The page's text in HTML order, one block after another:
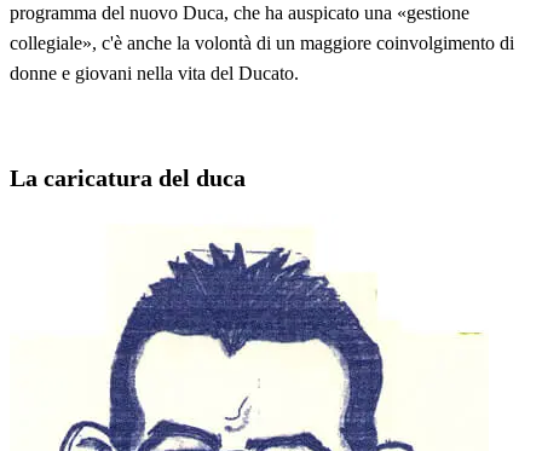
programma del nuovo Duca, che ha auspicato una «gestione
collegiale», c'è anche la volontà di un maggiore coinvolgimento di
donne e giovani nella vita del Ducato.
La caricatura del duca